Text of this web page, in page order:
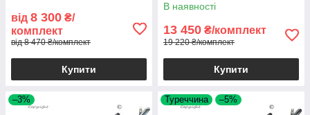
від 8 300 ₴/
комплект
від 8 470 ₴/комплект
Купити
В наявності
13 450 ₴/комплект
19 220 ₴/комплект
Купити
–3% Туреччина –5%